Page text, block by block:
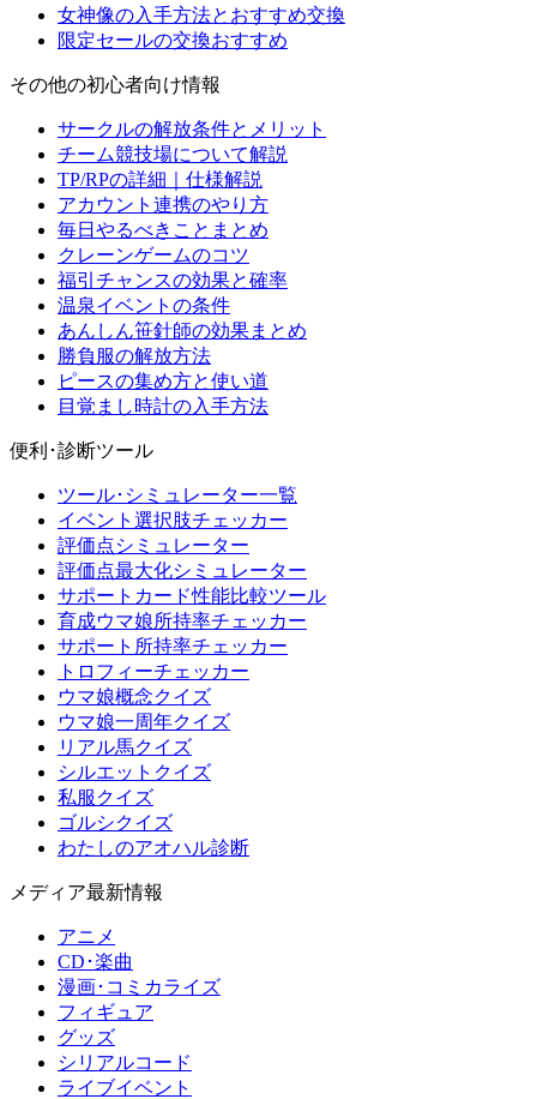
女神像の入手方法とおすすめ交換
限定セールの交換おすすめ
その他の初心者向け情報
サークルの解放条件とメリット
チーム競技場について解説
TP/RPの詳細｜仕様解説
アカウント連携のやり方
毎日やるべきことまとめ
クレーンゲームのコツ
福引チャンスの効果と確率
温泉イベントの条件
あんしん笹針師の効果まとめ
勝負服の解放方法
ピースの集め方と使い道
目覚まし時計の入手方法
便利･診断ツール
ツール･シミュレーター一覧
イベント選択肢チェッカー
評価点シミュレーター
評価点最大化シミュレーター
サポートカード性能比較ツール
育成ウマ娘所持率チェッカー
サポート所持率チェッカー
トロフィーチェッカー
ウマ娘概念クイズ
ウマ娘一周年クイズ
リアル馬クイズ
シルエットクイズ
私服クイズ
ゴルシクイズ
わたしのアオハル診断
メディア最新情報
アニメ
CD･楽曲
漫画･コミカライズ
フィギュア
グッズ
シリアルコード
ライブイベント